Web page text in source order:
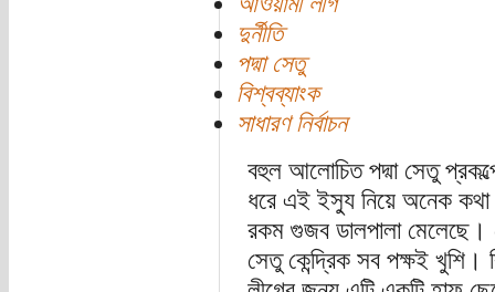
দুর্নীতি
পদ্মা সেতু
বিশ্বব্যাংক
সাধারণ নির্বাচন
বহুল আলোচিত পদ্মা সেতু
ধরে এই ইস্যু নিয়ে অনেক
রকম গুজব ডালপালা মেলেছে।
সেতু কেন্দ্রিক সব পক্ষই খুশি।